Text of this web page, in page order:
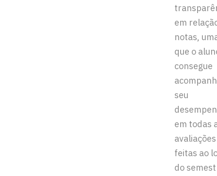
em
notas,
que o
consegue
seu
em todas
avaliações
feitas ao
do